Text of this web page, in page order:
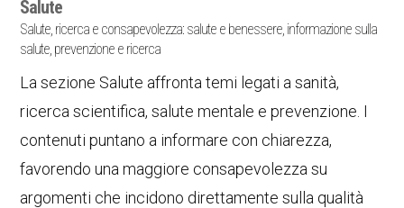
Salute
Salute, ricerca e consapevolezza: salute e benessere, informazione sulla
salute, prevenzione e ricerca
La sezione Salute affronta temi legati a sanità,
ricerca scientifica, salute mentale e prevenzione. I
contenuti puntano a informare con chiarezza,
favorendo una maggiore consapevolezza su
argomenti che incidono direttamente sulla qualità